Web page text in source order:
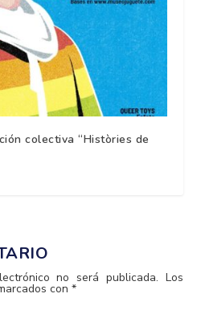
colectiva “Històries de
no será publicada. Los
con*